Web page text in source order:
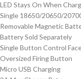
LED Stays On When
Single 18650/20650/
Removable Magnetic
Battery Sold Separately
Single Button Control
Oversized Firing Button
Micro USB Charging